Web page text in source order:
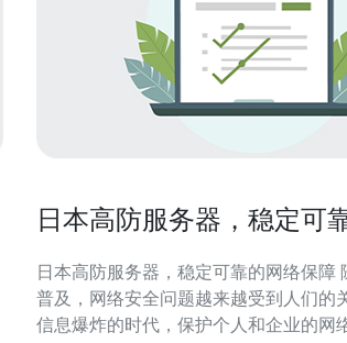
日本高防服务器，稳定可
日本高防服务器，稳定可靠的网络保障 随着互联网的
普及，网络安全问题越来越受到人们的
信息爆炸的时代，保护个人和企业的网